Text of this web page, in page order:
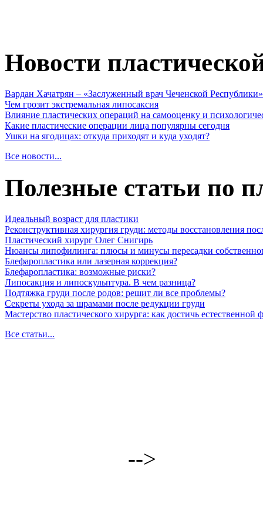
Новости
Вардан Хачатрян – «Заслуженный врач Чеченской Республики»
Чем грозит экстремальная липосаксия
Влияние пластических операций на самооценку и
Какие пластические операции лица популярны сегодня
Ушки на ягодицах: откуда приходят и куда уходят?
Все новости...
Полезные статьи по
Идеальный возраст для пластики
Реконструктивная хирургия груди: методы восстановления
Пластический хирург Олег Снигирь
Нюансы липофилинга: плюсы и минусы пересадки
Блефаропластика или лазерная коррекция?
Блефаропластика: возможные риски?
Липосакция и липоскульптура. В чем разница?
Подтяжка груди после родов: решит ли все проблемы?
Секреты ухода за шрамами после редукции груди
Мастерство пластического хирурга: как достичь
Все статьи...
-->